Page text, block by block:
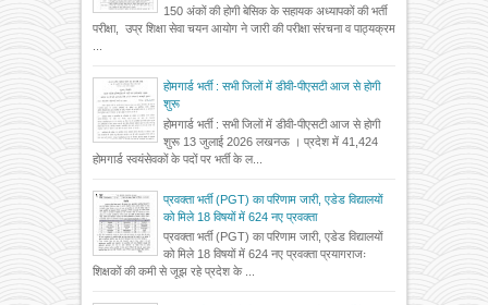
150 अंकों की होगी बेसिक के सहायक अध्यापकों की भर्ती
परीक्षा, उप्र शिक्षा सेवा चयन आयोग ने जारी की परीक्षा संरचना व पाठ्यक्रम
होमगार्ड भर्ती : सभी जिलों में डीवी-पीएसटी आज से होगी
शुरू
होमगार्ड भर्ती : सभी जिलों में डीवी-पीएसटी आज से होगी
शुरू 13 जुलाई 2026 लखनऊ । प्रदेश में 41,424
होमगार्ड स्वयंसेवकों के पदों पर भर्ती के ल...
प्रवक्ता भर्ती (PGT) का परिणाम जारी, एडेड विद्यालयों
को मिले 18 विषयों में 624 नए प्रवक्ता
प्रवक्ता भर्ती (PGT) का परिणाम जारी, एडेड विद्यालयों
को मिले 18 विषयों में 624 नए प्रवक्ता प्रयागराजः
शिक्षकों की कमी से जूझ रहे प्रदेश के ...